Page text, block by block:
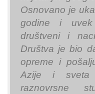
Osnovano je
godine i uvek
društveni i
Društva je bio
opreme i
Azije i sveta
raznovrsne